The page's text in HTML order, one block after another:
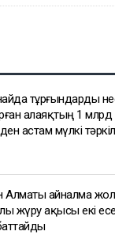
тұрғындарды
алаяқтың 1 млрд
астам мүлкі
Алматы айналма
жүру ақысы екі есе